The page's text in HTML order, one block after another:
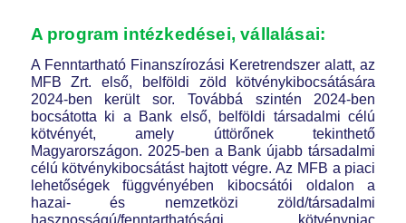
A program intézkedései, vállalásai:
A Fenntartható Finanszírozási Keretrendszer alatt, az
MFB Zrt. első, belföldi zöld kötvénykibocsátására
2024-ben került sor. Továbbá szintén 2024-ben
bocsátotta ki a Bank első, belföldi társadalmi célú
kötvényét, amely úttörőnek tekinthető
Magyarországon. 2025-ben a Bank újabb társadalmi
célú kötvénykibocsátást hajtott végre. Az MFB a piaci
lehetőségek függvényében kibocsátói oldalon a
hazai- és nemzetközi zöld/társadalmi
hasznosságú/fenntarthatósági kötvénypiac